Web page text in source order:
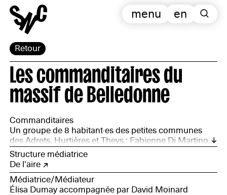
Retour
en
menu
Les commanditaires du
massif de Belledonne
Commanditaires
Un groupe de 8 habitant·es des petites communes
des Adrets, Hurtières et Theys : Fabienne Di Martino,
Jean-Marc Boissoneau, Laurie Argoud-Martin, Jean
Picchioni, Céline Saint-Martin, Lilou Thieffenat, Maël
de Yparraguirre, David de Yparraguirre et Jean-Paul
Robin
Structure médiatrice
De l'aire
Médiatrice/Médiateur
Élisa Dumay accompagnée par David Moinard